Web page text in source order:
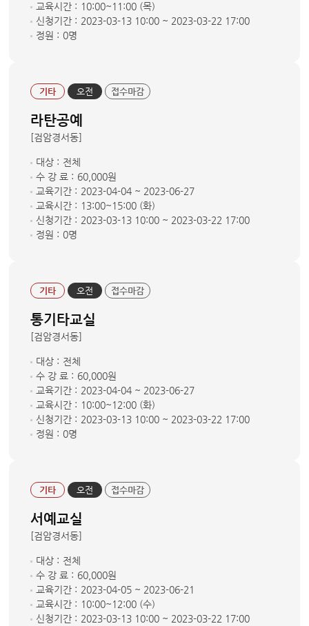
교육시간 : 10:00~11:00 (목)
신청기간 : 2023-03-13 10:00 ~ 2023-03-22 17:00
정원 : 0명
기타 오전 접수마감
라탄공예
[검암경서동]
대상 : 전체
수 강 료 : 60,000원
교육기간 : 2023-04-04 ~ 2023-06-27
교육시간 : 13:00~15:00 (화)
신청기간 : 2023-03-13 10:00 ~ 2023-03-22 17:00
정원 : 0명
기타 오전 접수마감
통기타교실
[검암경서동]
대상 : 전체
수 강 료 : 60,000원
교육기간 : 2023-04-04 ~ 2023-06-27
교육시간 : 10:00~12:00 (화)
신청기간 : 2023-03-13 10:00 ~ 2023-03-22 17:00
정원 : 0명
기타 오전 접수마감
서예교실
[검암경서동]
대상 : 전체
수 강 료 : 60,000원
교육기간 : 2023-04-05 ~ 2023-06-21
교육시간 : 10:00~12:00 (수)
신청기간 : 2023-03-13 10:00 ~ 2023-03-22 17:00